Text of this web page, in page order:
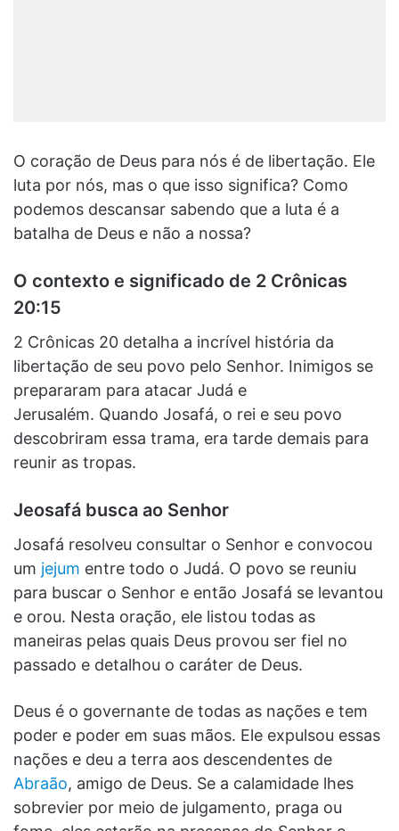
O coração de Deus para nós é de libertação. Ele
luta por nós, mas o que isso significa? Como
podemos descansar sabendo que a luta é a
batalha de Deus e não a nossa?
O contexto e significado de 2 Crônicas
20:15
2 Crônicas 20 detalha a incrível história da
libertação de seu povo pelo Senhor. Inimigos se
prepararam para atacar Judá e
Jerusalém. Quando Josafá, o rei e seu povo
descobriram essa trama, era tarde demais para
reunir as tropas.
Jeosafá busca ao Senhor
Josafá resolveu consultar o Senhor e convocou
um jejum entre todo o Judá. O povo se reuniu
para buscar o Senhor e então Josafá se levantou
e orou. Nesta oração, ele listou todas as
maneiras pelas quais Deus provou ser fiel no
passado e detalhou o caráter de Deus.
Deus é o governante de todas as nações e tem
poder e poder em suas mãos. Ele expulsou essas
nações e deu a terra aos descendentes de
Abraão, amigo de Deus. Se a calamidade lhes
sobrevier por meio de julgamento, praga ou